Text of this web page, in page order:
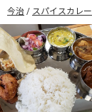
今治 スパイスカレー